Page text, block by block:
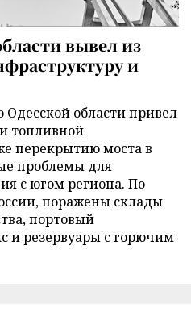
вывел из
и
области привел
топливной
перекрытию моста в
проблемы для
с югом региона. По
поражены склады
портовый
и резервуары с горючим